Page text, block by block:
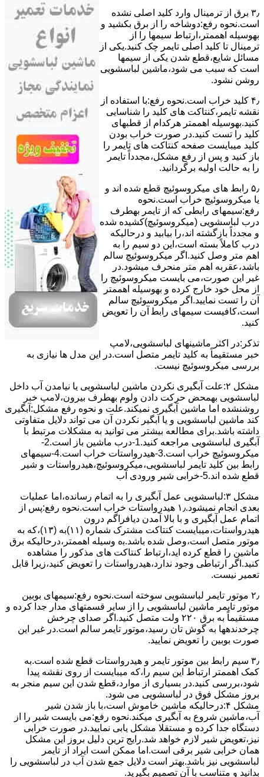
۳٫ ﺑﺮق از ﺗﺮﻣﯿﻨﺎل وارد ﮐﻠﯿﺪ اﺻﻠﯽ ﻧﺸﺪه
است.نحوه رﻓﻊ:دوشاخه را از ﺑﺮق بکشید و
بهوسیله اهممتر،ارﺗﺒﺎط سیمها را از
ﺗﺮﻣﯿﻨﺎل ﺗﺎ ﮐﻠﯿﺪ اﺻﻠﯽ ﺗﺎﯾﻤﺮ چک کنید.یکی از
مسائل شایع،ﻗﻄﻊ شدن ﯾﮑﯽ از سیمها
است که سبب می شود،ﻣﺎﺷﯿﻦ لباسشویی
روﺷﻦ نشود.
۴٫ ﮐﻠﯿﺪ ﺧﺮاب اﺳﺖ.نحوه رفع:ﺑﺎ اﺳﺘﻔﺎده از
ﻧﻘﺸﻪ ﺗﺎﯾﻤﺮ،ﮐﻨﺘﺎﮐﺖ ﻫﺎی ﮐﻠﯿﺪ را ﺷﻨﺎﺳﺎﯾﯽ
کنید.بهوسیله اهممتر هرکدام از قطبهای
ﮐﻠﯿﺪ را ﺗﺴﺖ ﮐﻨﯿﺪ.در ﺻﻮرت ﺧﺮاب ﺑﻮدن
ﮐﻠﯿﺪ میبایست ﺻﻔﺤﻪ ﮐﻨﺘﺎﮐﺖ ﻫﺎی ﺗﺎﯾﻤﺮ را
باز کنید و ﭘﺲ از رﻓﻊ مشکل،مجدداً ﺗﺎﯾﻤﺮ
را به حالت اوﻟﯿﻪ برگردانید.
۵٫ رابط های ﻣﯿﮑﺮوﺳﻮﺋﯿﭻ ﻗﻄﻊ شده اند و
ﯾﺎ ﻣﯿﮑﺮوﺳﻮﺋﯿﭻ ﺧﺮاب اﺳﺖ.نحوه
رفع:سیمهای راﺑﻄﯽ ﮐﻪ از ﺗﺎﯾﻤﺮ بهطرف
درب لباسشویی (ﻣﯿﮑﺮوﺳﻮﺋﯿﭻ)کشیده شده
و مجدداً بازگشته اند،را ﺑﯿﺎﺑﯿﺪ و درحالیکه
درب کاملاً ﺑﺴﺘﻪ اﺳﺖ،اﯾﻦ دو ﺳﯿﻢ را ﺑﻪ
اﻫﻢ ﻣﺘﺮ وصل کنید.اﮔﺮ ﻣﯿﮑﺮوﺳﻮﺋﯿﭻ ﺳﺎﻟﻢ
ﺑﺎﺷﺪ،ﻋﻘﺮﺑﻪ اهم متر ﻣﻨﺤﺮف میشود.در
ﻏﯿﺮ اﯾﻦ ﺻﻮرت،می بایست ﻣﯿﮑﺮوﺳﻮﺋﯿﭻ را
از ﻣﺤﻞ خود ﺧﺎرج کرده و بهوسیله اهممتر
آن را ﺗﺴﺖ ﻧﻤﺎﯾﯿﺪ.اﮔﺮ ﻣﯿﮑﺮوﺳﻮﺋﯿﭻ ﺳﺎﻟﻢ
اﺳﺖ،ﮐﺎﻓﯿﺴﺖ سیمهای راﺑﻄ آن را ﺗﻌﻮﯾﺾ
کنید.
ﺗﺬﮐﺮ:در اﮐﺜﺮ ماشینهای لباسشویی،ﻻﻣﭗ
ﺧﺒﺮ مستقیماً ﺑﻪ ﮐﻠﯿﺪ ﺗﺎﯾﻤﺮ ﻣﺘﺼﻞ اﺳﺖ.در اﯾﻦ مدل ها ﻧﯿﺎزی ﺑﻪ
بررسی ﻣﯿﮑﺮوﺳﻮﺋﯿﭻ نیست.
مشکل ۲:علت آبگیری نکردن ماشین لباسشویی یا نیامدن آب داخل
لباسشویی بهمحض ﺣﺮﮐﺖ دادن وﻟﻮم بهطرف ﺑﯿﺮون،ﻻﻣﭗ ﺧﺒﺮ
روشنشده اﻣﺎ ﻣﺎﺷﯿﻦ آﺑﮕﯿﺮی نمیکند.ﻋﻠﺖ و نحوه رﻓﻊ مشکل:آبگیری
کند ماشین لباسشویی و یا آبگیر نکردن آن می تواند دلایل متفاوتی
داشته باشد.برای مطالعه بیشتر می توانید به مشکلات مرتبط با
آبگیری لباسشویی مراجعه کنید.1-درب ﻣﺎﺷﯿﻦ ﺑﺎز اﺳﺖ.2-
ﻣﯿﮑﺮوﺳﻮﺋﯿﭻ ﺧﺮاب اﺳﺖ.3-ﻫﯿﺪرواﺳﺘﺎت ﺧﺮاب اﺳﺖ.4-سیمهای
راﺑﻂ ﺑﯿﻦ ﮐﻠﯿﺪ ﺗﺎﯾﻤﺮ لباسشویی،ﻣﯿﮑﺮوﺳﻮﺋﯿﭻ،ﻫﯿﺪرواﺳﺘﺎت و ﺷﯿﺮ
ﻗﻄﻊ ﺷﺪه اند.5-خرابی شیر ورودی آب
مشکل ۳:لباسشویی ﻋﻤﻞ آﺑﮕﯿﺮی را ﺑﻪ اﺗﻤﺎم رﺳﺎﻧﺪه،اﻣﺎ ﻋﻤﻠﯿﺎت
ﺑﻌﺪی اﻧﺠﺎم نمیشود.۱٫ ﻫﯿﺪرواﺳﺘﺎت ﺧﺮاب اﺳﺖ.نحوه رﻓﻊ:ﭘﺲ از
اﺗﻤﺎم عمل آﺑﮕﯿﺮی و ﺑﺎ ﺑﺎﻻ آﻣﺪن دﯾﺎﻓﺮاﮔﻢ درون
ﻫﯿﺪرواﺳﺘﺎت،میبایست ﮐﻨﺘﺎﮐﺖ ﻣﺸﺘﺮک شماره (۱۱)به (۱۳)،ﮐﻪ ﺑﻪ
ﻣﻮﺗﻮر ﻣﺘﺼﻞ اﺳﺖ،وﺻﻞ ﺷﺪه ﺑﺎﺷﺪ.ﺑه وسیله اهممتر،درحالیکه ﺑﺮق
ﻣﺎﺷﯿﻦ را ﻗﻄﻊ کرده اید،ارﺗﺒﺎط ﮐﻨﺘﺎﮐﺖ ﻫﺎی ﻣﺬﮐﻮر را ﻣﺸﺎﻫﺪه
کنید.اﮔﺮ ارﺗﺒﺎطی وجود ندارد،ﻫﯿﺪرواﺳﺘﺎت را ﺗﻌﻮﯾﺾ ﮐﻨﯿﺪ،زﯾﺮا قابل
ﺗﻌﻤﯿﺮ نیست.
۲٫ ﻣﻮﺗﻮر ﺗﺎﯾﻤﺮ لباسشویی ﺳﻮﺧﺘﻪ اﺳﺖ.نحوه رﻓﻊ:سیمهای ﺑﻮﺑﯿﻦ
ﻣﻮﺗﻮر ﺗﺎﯾﻤﺮ ماشین لباسشویی را از ﺳﺎﯾﺮ قسمتهای ﻣﺪار ﺟﺪا کرده و
مستقیماً ﺑﻪ برق ۲۲۰ وﻟﺖ ﻣﺘﺼﻞ کنید.اﮔﺮ ﺻﺪای ﭼﺮﺧﺶ
چرخدندهها به گوش تان رﺳﯿﺪ،ﻣﻮﺗﻮر ﺗﺎﯾﻤﺮ ﺳﺎﻟﻢ اﺳﺖ.در ﻏﯿﺮ اﯾﻦ
ﺻﻮرت ﺑﻮﺑﯿﻦ را ﺗﻌﻮﯾﺾ ﻧﻤﺎﯾﯿﺪ.
۳٫ ﺳﯿﻢ راﺑﻂ ﺑﯿﻦ ﻣﻮﺗﻮر ﺗﺎﯾﻤﺮ و ﻫﯿﺪرواﺳﺘﺎت ﻗﻄﻊ ﺷﺪه اﺳﺖ.به
کمک اهممتر ارﺗﺒﺎط اﯾﻦ ﺳﯿﻢ را،ﮐﻪ میبایست از روی ﻧﻘﺸﻪ ﭘﯿﺪا
ﺷﻮد،بررسی ﮐﻨﯿﺪ.در ﺑﺴﯿﺎری از موارد،ﻗﻄﻊ ﺷﺪن اﯾﻦ ﺳﯿﻢ ﻣﻨﺠﺮ ﺑﻪ
ﺑﺮوز مشکل ﻓﻮق در لباسشویی می شود.
مشکل ۴:درحالیکه ﻣﺎﺷﯿﻦ ﺧﺎﻣﻮش اﺳﺖ،ﺑﺎ ﺑﺎز ﺷﺪن ﺷﯿﺮ
آب،ﻣﺎﺷﯿﻦ ﺷﺮوع ﺑﻪ آﺑﮕﯿﺮی میکند.نحوه رﻓﻊ:می بایست ﺷﯿﺮ را از
دستگاه جدا کرده و مستقلا مشکل یابی نمایید.در صورت خرابی
نیز،تعویض شیر لازم خواهد شد.رایج ترین دلیل بروز این مشکل
همان خرابی شیر برقی است.اما ممکن است ایراد از تایمر
لباسشویی نیز باشد.بهتر است دلایل جمع شدن آب در لباسشویی را
بدانید و متناسب با آن تصمیم بگیرید.